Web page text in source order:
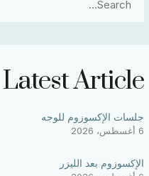
Latest Article
جلسات الإكسوزوم للوجه
6 أغسطس، 2026
الإكسوزوم بعد الليزر